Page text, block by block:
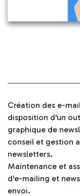
Création des e-
disposition d'un
graphique de
conseil et gestion
newsletters.
Maintenance et
d'e-mailing et
envoi.